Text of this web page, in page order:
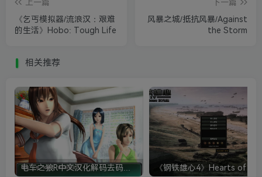
上一篇
《乞丐模拟器/流浪汉：艰难
的生活》Hobo: Tough Life
下一篇
风暴之城/抵抗风暴/Against
the Storm
相关推荐
电车之狼R中文汉化解码去码硬盘完整破解版+MOD特典+全CG存档+攻略|修复卡顿